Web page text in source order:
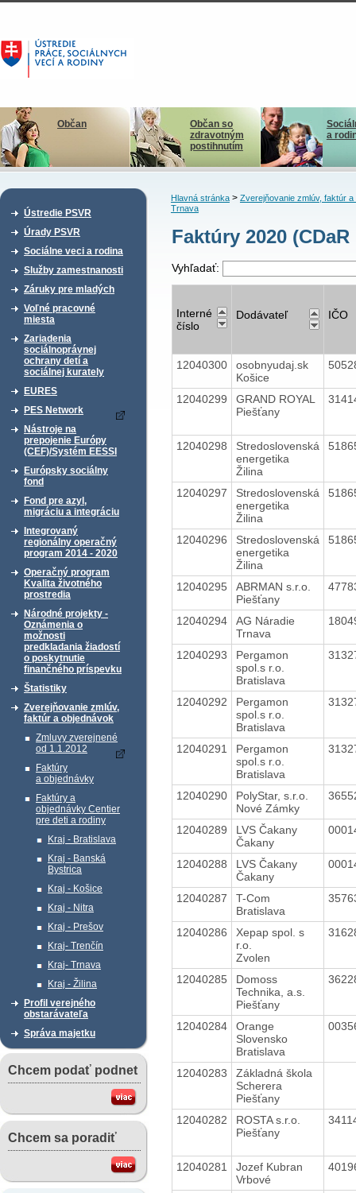
Občan
Občan so
zdravotným
postihnutím
a
Ústredie PSVR
Úrady PSVR
Sociálne veci a rodina
Služby zamestnanosti
Záruky pre mladých
Voľné pracovné
miesta
Zariadenia
sociálnoprávnej
ochrany detí a
sociálnej kurately
EURES
PES Network
Nástroje na
prepojenie Európy
(CEF)/Systém EESSI
Európsky sociálny
fond
Fond pre azyl,
migráciu a integráciu
Integrovaný
regionálny operačný
program 2014 - 2020
Operačný program
Kvalita životného
prostredia
Národné projekty -
Oznámenia o
možnosti
predkladania žiadostí
o poskytnutie
finančného príspevku
Štatistiky
Zverejňovanie zmlúv,
faktúr a objednávok
Zmluvy zverejnené
od 1.1.2012
Faktúry
a objednávky
Faktúry a
objednávky Centier
pre deti a rodiny
Kraj - Bratislava
Kraj - Banská
Bystrica
Kraj - Košice
Kraj - Nitra
Kraj - Prešov
Kraj- Trenčín
Kraj- Trnava
Kraj - Žilina
Profil verejného
obstarávateľa
Správa majetku
Chcem podať podnet
Chcem sa poradiť
Hlavná stránka> Zverejňovanie zmlúv, faktúr a
Trnava
Faktúry 2020
Vyhľadať:
Interné
číslo
Dodávateľ IČO
12040300
osobnyudaj.sk
Košice
12040299
GRAND ROYAL
Piešťany
12040298
Stredoslovenská
energetika
Žilina
12040297
Stredoslovenská
energetika
Žilina
12040296
Stredoslovenská
energetika
Žilina
12040295
ABRMAN s.r.o.
Piešťany
12040294
AG Náradie
Trnava
12040293
Pergamon
spol.s r.o.
Bratislava
12040292
Pergamon
spol.s r.o.
Bratislava
12040291
Pergamon
spol.s r.o.
Bratislava
12040290
PolyStar, s.r.o.
Nové Zámky
12040289
LVS Čakany
Čakany
12040288
LVS Čakany
Čakany
12040287
T-Com
Bratislava
12040286
Xepap spol. s
r.o.
Zvolen
12040285
Domoss
Technika, a.s.
Piešťany
12040284
Orange
Slovensko
Bratislava
12040283
Základná škola
Scherera
Piešťany
12040282
ROSTA s.r.o.
Piešťany
12040281
Jozef Kubran
Vrbové